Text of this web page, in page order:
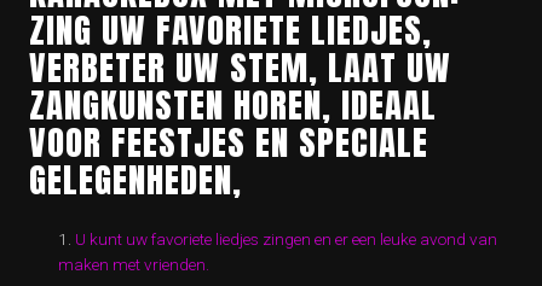
ZING UW FAVORIETE LIEDJES,
VERBETER UW STEM, LAAT UW
ZANGKUNSTEN HOREN, IDEAAL
VOOR FEESTJES EN SPECIALE
GELEGENHEDEN,
U kunt uw favoriete liedjes zingen en er een leuke avond van
maken met vrienden.